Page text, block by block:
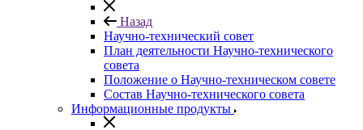
Назад
Научно-технический совет
План деятельности Научно-технического
совета
Положение о Научно-техническом совете
Состав Научно-технического совета
Информационные продукты